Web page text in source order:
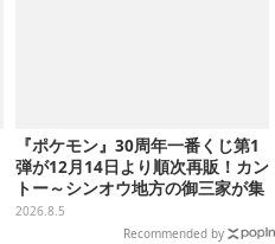
『ポケモン』30周年一番くじ第1
弾が12月14日より順次再販！カン
トー～シンオウ地方の御三家が集
まった時計、ぬいぐるみなど記念
グッズ盛りだくさん
2026.8.5
Recommended by